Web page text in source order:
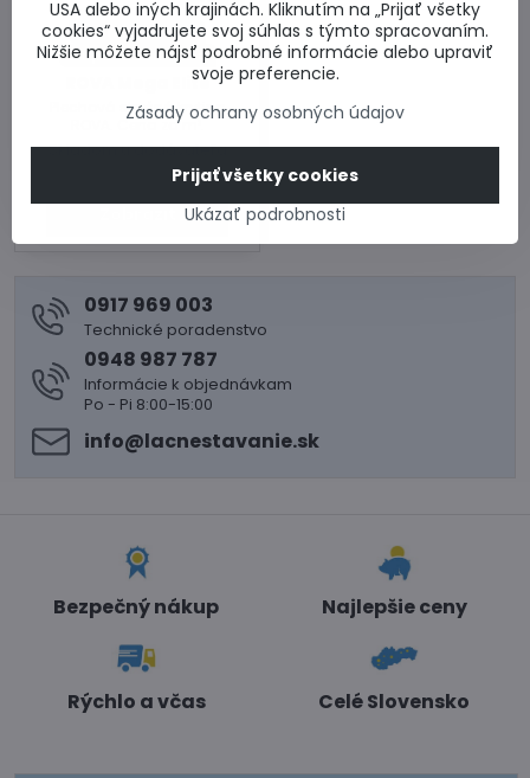
Dodanie 10 dní
Doprava zdarma
ROVA Mega Elite
Plechová strešná krytina
ROVA. Cena za m².
Skladom u dodávateľa
0917 969 003
Technické poradenstvo
0948 987 787
Informácie k objednávkam
Po - Pi 8:00-15:00
info​@lacnestavanie​.sk
Bezpečný nákup Najlepšie ceny
Rýchlo a včas Celé Slovensko
USA alebo iných krajinách. Kliknutím na „Prijať všetky
cookies“ vyjadrujete svoj súhlas s týmto spracovaním.
Nižšie môžete nájsť podrobné informácie alebo upraviť
svoje preferencie.
Zásady ochrany osobných údajov
Ukázať podrobnosti
Prijať všetky cookies